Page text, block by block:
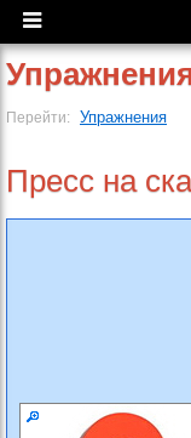
Перейти: Упражнения
Пресс на